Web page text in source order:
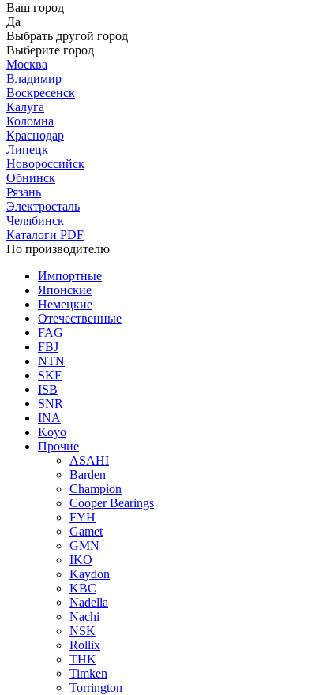
Ваш город
Да
Выбрать другой город
Выберите город
Москва
Владимир
Воскресенск
Калуга
Коломна
Краснодар
Липецк
Новороссийск
Обнинск
Рязань
Электросталь
Челябинск
Каталоги PDF
По производителю
Импортные
Японские
Немецкие
Отечественные
FAG
FBJ
NTN
SKF
ISB
SNR
INA
Koyo
Прочие
ASAHI
Barden
Champion
Cooper Bearings
FYH
Gamet
GMN
IKO
Kaydon
KBC
Nadella
Nachi
NSK
Rollix
THK
Timken
Torrington